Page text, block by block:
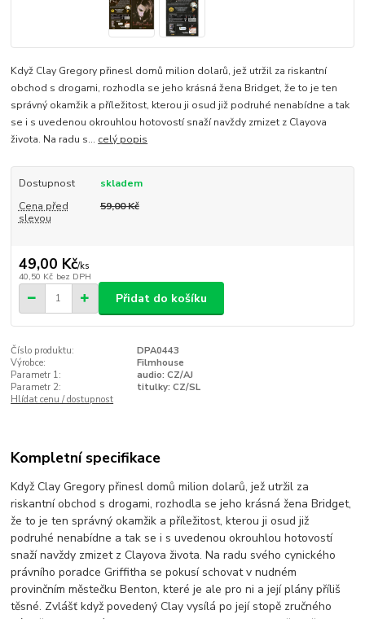
Když Clay Gregory přinesl domů milion dolarů, jež utržil za riskantní
obchod s drogami, rozhodla se jeho krásná žena Bridget, že to je ten
správný okamžik a příležitost, kterou ji osud již podruhé nenabídne a tak
se i s uvedenou okrouhlou hotovostí snaží navždy zmizet z Clayova
života. Na radu s... celý popis
Dostupnost
skladem
Cena před
slevou
59,00 Kč
49,00 Kč/ks
40,50 Kč bez DPH
Přidat do košíku
Číslo produktu:
DPA0443
Výrobce:
Filmhouse
Parametr 1:
audio: CZ/AJ
Parametr 2:
titulky: CZ/SL
Hlídat cenu / dostupnost
Kompletní specifikace
Když Clay Gregory přinesl domů milion dolarů, jež utržil za
riskantní obchod s drogami, rozhodla se jeho krásná žena Bridget,
že to je ten správný okamžik a příležitost, kterou ji osud již
podruhé nenabídne a tak se i s uvedenou okrouhlou hotovostí
snaží navždy zmizet z Clayova života. Na radu svého cynického
právního poradce Griffitha se pokusí schovat v nudném
provinčním městečku Benton, které je ale pro ni a její plány příliš
těsné. Zvlášť když povedený Clay vysílá po její stopě zručného